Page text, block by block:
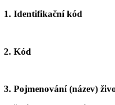
1. Identifikační kód
2. Kód
3. Pojmenování (název)